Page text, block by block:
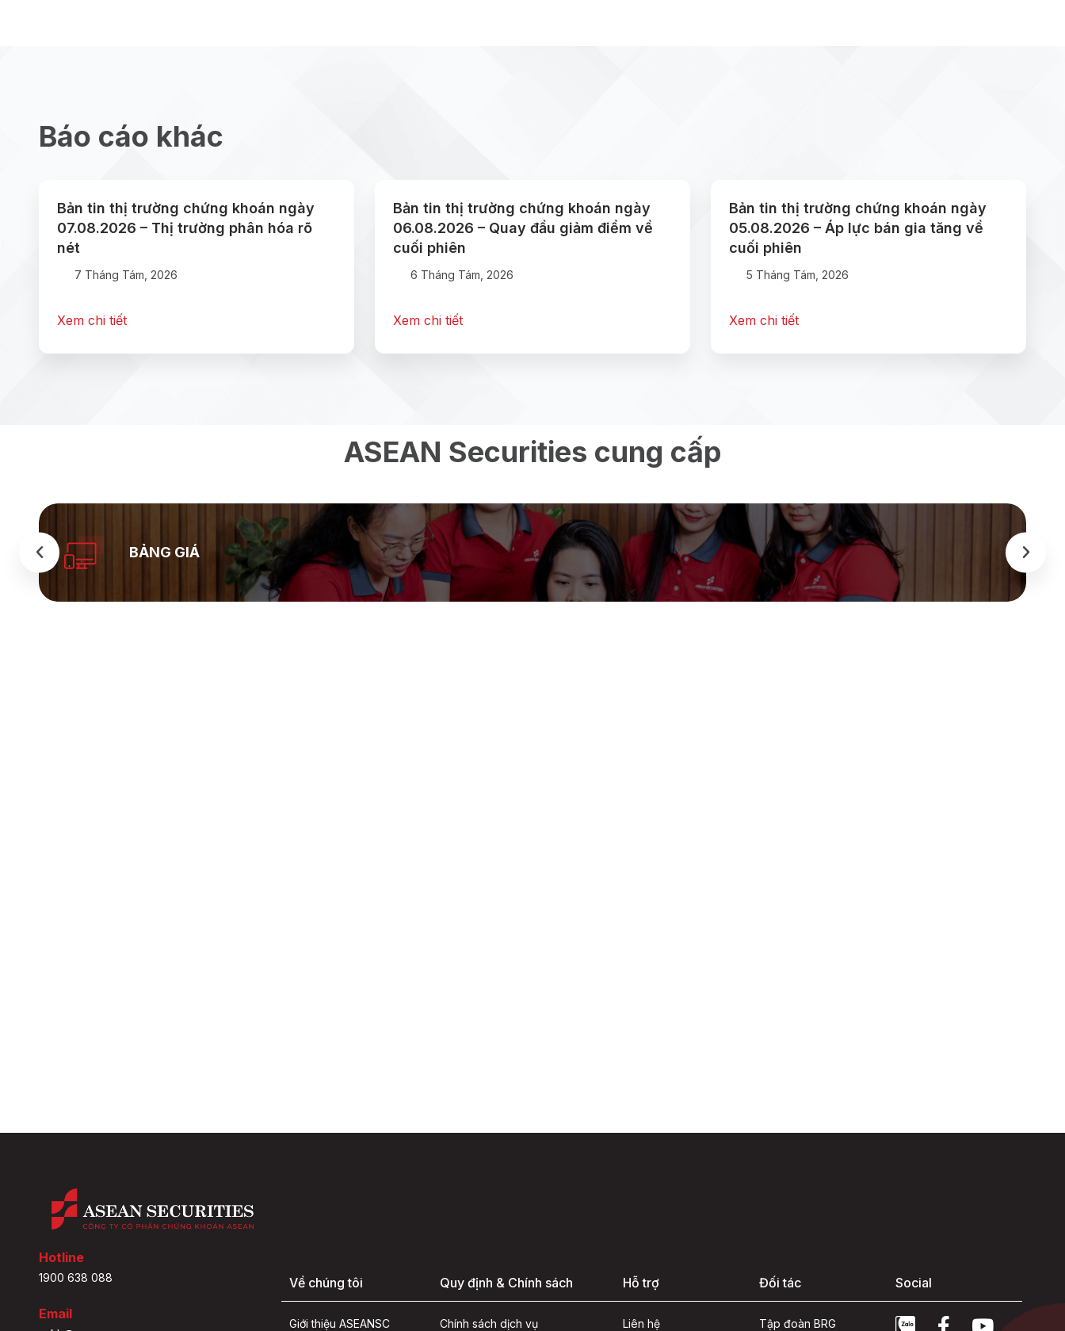
Báo cáo khác
Bản tin thị trường chứng khoán ngày
07.08.2026 – Thị trường phân hóa rõ
nét
7 Tháng Tám, 2026
Xem chi tiết
Bản tin thị trường chứng khoán ngày
06.08.2026 – Quay đầu giảm điểm về
cuối phiên
6 Tháng Tám, 2026
Xem chi tiết
Bản tin thị trường chứng khoán ngày
05.08.2026 – Áp lực bán gia tăng về
cuối phiên
5 Tháng Tám, 2026
Xem chi tiết
ASEAN Securities cung cấp
BẢNG GIÁ
Hotline
1900 638 088
Email
Về chúng tôi
Giới thiệu ASEANSC
Quy định & Chính sách
Chính sách dịch vụ
Hỗ trợ
Liên hệ
Đối tác
Tập đoàn BRG
Social